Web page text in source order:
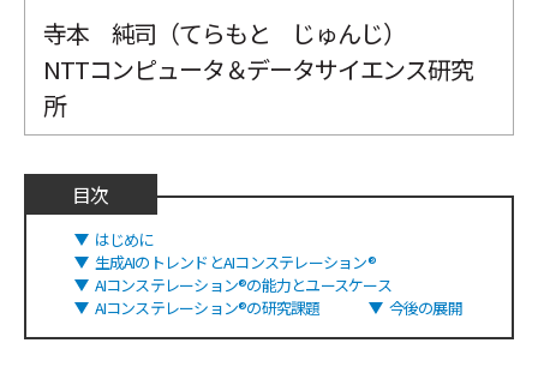
寺本 純司（てらもと じゅんじ）
NTTコンピュータ＆データサイエンス研究
所
目次
はじめに
生成AIのトレンドとAIコンステレーション®
AIコンステレーション®の能力とユースケース
AIコンステレーション®の研究課題
今後の展開